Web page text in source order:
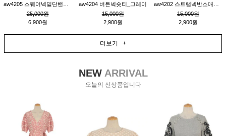
25,000원
6,900원
aw4204 버튼넥숏티_그레이
15,000원
2,900원
15,000원
2,900원
더보기 +
NEWARRIVAL
오늘의 신상품입니다